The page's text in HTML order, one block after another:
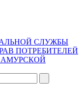
СЛУЖБЫ
ПОТРЕБИТЕЛЕЙ